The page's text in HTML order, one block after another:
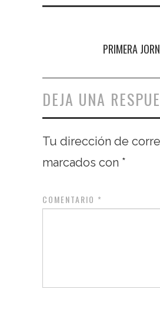
Navegación de
PRIMERA
DEJA UNA
Tu dirección de
marcados con *
COMENTARIO *